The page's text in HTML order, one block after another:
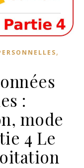
,
:
mode
4 Le